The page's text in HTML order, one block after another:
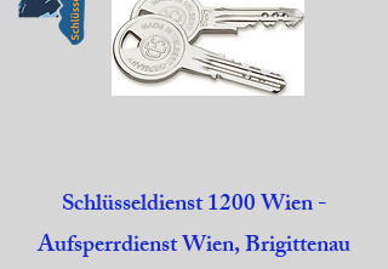
Schlüsseldienst 1200 Wien -
Aufsperrdienst Wien, Brigittenau